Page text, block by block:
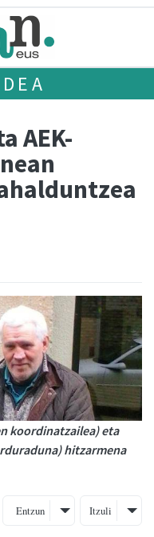
AEK-
koordinatzailea) eta
hitzarmena
Entzun Itzuli